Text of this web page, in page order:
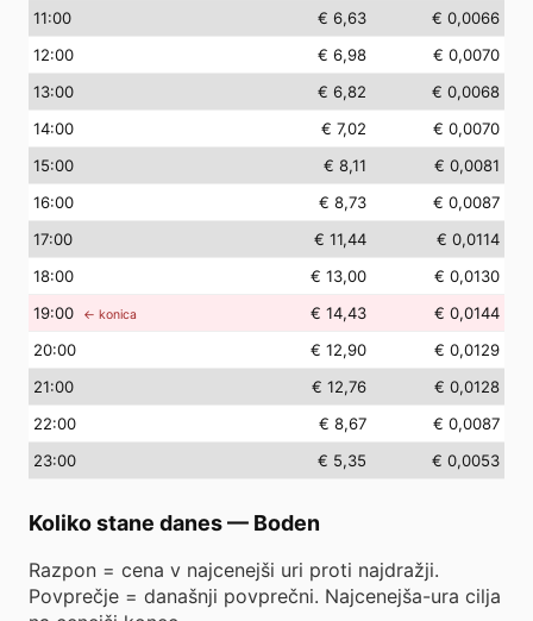
11:00 € 6,63
€ 0,0066
12:00 € 6,98
€ 0,0070
13:00 € 6,82
€ 0,0068
14:00 € 7,02
€ 0,0070
15:00 € 8,11
€ 0,0081
16:00 € 8,73
€ 0,0087
17:00 € 11,44
€ 0,0114
18:00 € 13,00
€ 0,0130
19:00 ← konica € 14,43
€ 0,0144
20:00 € 12,90
€ 0,0129
21:00 € 12,76
€ 0,0128
22:00 € 8,67
€ 0,0087
23:00 € 5,35 € 0,0053
Koliko stane danes— Boden
Razpon = cena v najcenejši uri proti najdražji.
Povprečje = današnji povprečni. Najcenejša-ura cilja